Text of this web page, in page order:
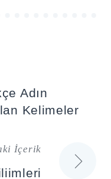
Adın
Kelimeler
İçerik